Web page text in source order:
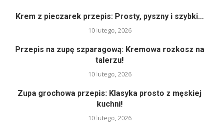
Krem z pieczarek przepis: Prosty, pyszny i szybki...
10 lutego, 2026
Przepis na zupę szparagową: Kremowa rozkosz na
talerzu!
10 lutego, 2026
Zupa grochowa przepis: Klasyka prosto z męskiej
kuchni!
10 lutego, 2026